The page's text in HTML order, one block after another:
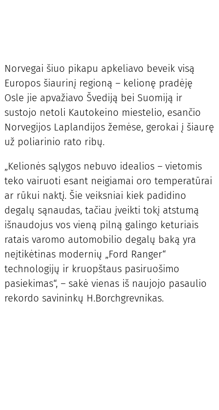
Norvegai šiuo pikapu apkeliavo beveik visą
Europos šiaurinį regioną – kelionę pradėję
Osle jie apvažiavo Švediją bei Suomiją ir
sustojo netoli Kautokeino miestelio, esančio
Norvegijos Laplandijos žemėse, gerokai į šiaurę
už poliarinio rato ribų.
„Kelionės sąlygos nebuvo idealios – vietomis
teko vairuoti esant neigiamai oro temperatūrai
ar rūkui naktį. Šie veiksniai kiek padidino
degalų sąnaudas, tačiau įveikti tokį atstumą
išnaudojus vos vieną pilną galingo keturiais
ratais varomo automobilio degalų baką yra
neįtikėtinas modernių „Ford Ranger“
technologijų ir kruopštaus pasiruošimo
pasiekimas“, – sakė vienas iš naujojo pasaulio
rekordo savininkų H.Borchgrevnikas.